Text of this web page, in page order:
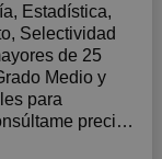
Estadística,
Selectividad
de 25
Medio y
para